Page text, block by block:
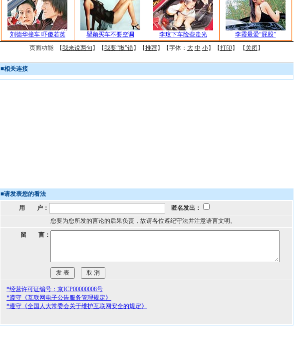
刘德华撞车 吓傻若英 瞿颖买车不要空调 李玟下车险些走光
李霞最爱“屁股”
页面功能 【我来说两句 】【我要“揪”错】【推荐】【字体： 大 中 小】【打印 】 【 关闭 】
■相关连接
■请发表您的看法
用 户：
匿名发出：
您要为您所发的言论的后果负责，故请各位遵纪守法并注意语言文明。
留 言：
*经营许可证编号：京ICP00000008号
*遵守《互联网电子公告服务管理规定》
*遵守《全国人大常委会关于维护互联网安全的规定》